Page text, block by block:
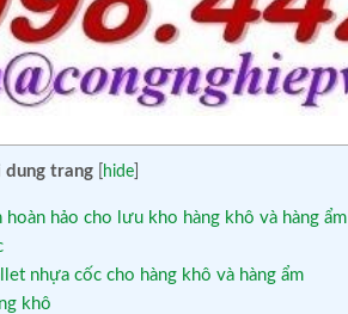
dung trang hide]
hảo cho lưu kho hàng khô và hàng ẩm
nhựa cốc cho hàng khô và hàng ẩm
khô